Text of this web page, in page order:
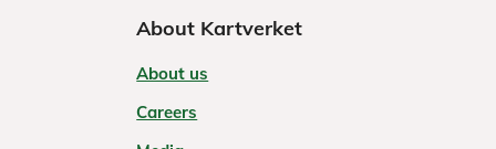
About Kartverket
About us
Careers